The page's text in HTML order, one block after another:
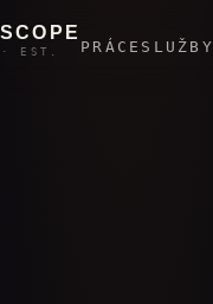
· EST.
PRÁCE SLUŽBY